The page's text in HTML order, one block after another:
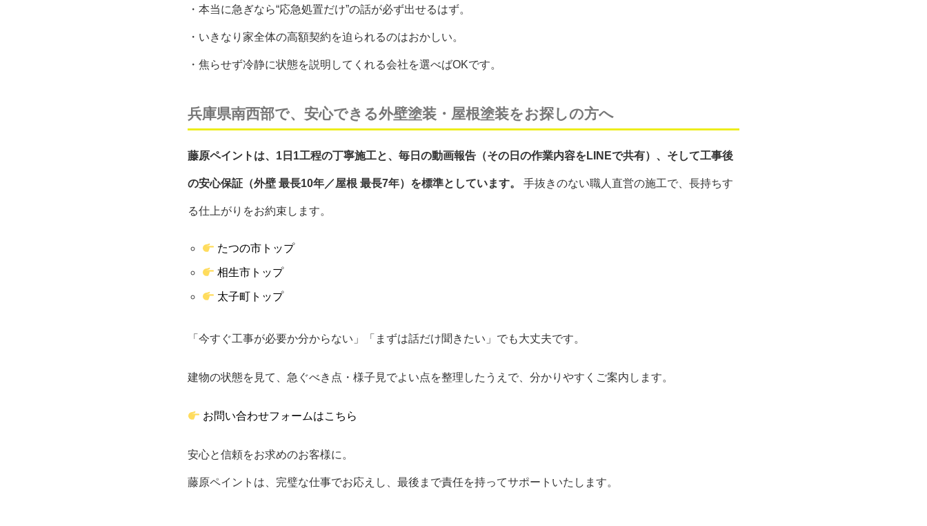
・本当に急ぎなら“応急処置だけ”の話が必ず出せるはず。
・いきなり家全体の高額契約を迫られるのはおかしい。
・焦らせず冷静に状態を説明してくれる会社を選べばOKです。
兵庫県南西部で、安心できる外壁塗装・屋根塗装をお探しの方へ
藤原ペイントは、1日1工程の丁寧施工と、毎日の動画報告（その日の作業内容をLINEで共有）、そして工事後
の安心保証（外壁 最長10年／屋根 最長7年）を標準としています。 手抜きのない職人直営の施工で、長持ちす
る仕上がりをお約束します。
たつの市トップ
相生市トップ
太子町トップ
「今すぐ工事が必要か分からない」「まずは話だけ聞きたい」でも大丈夫です。
建物の状態を見て、急ぐべき点・様子見でよい点を整理したうえで、分かりやすくご案内します。
お問い合わせフォームはこちら
安心と信頼をお求めのお客様に。
藤原ペイントは、完璧な仕事でお応えし、最後まで責任を持ってサポートいたします。